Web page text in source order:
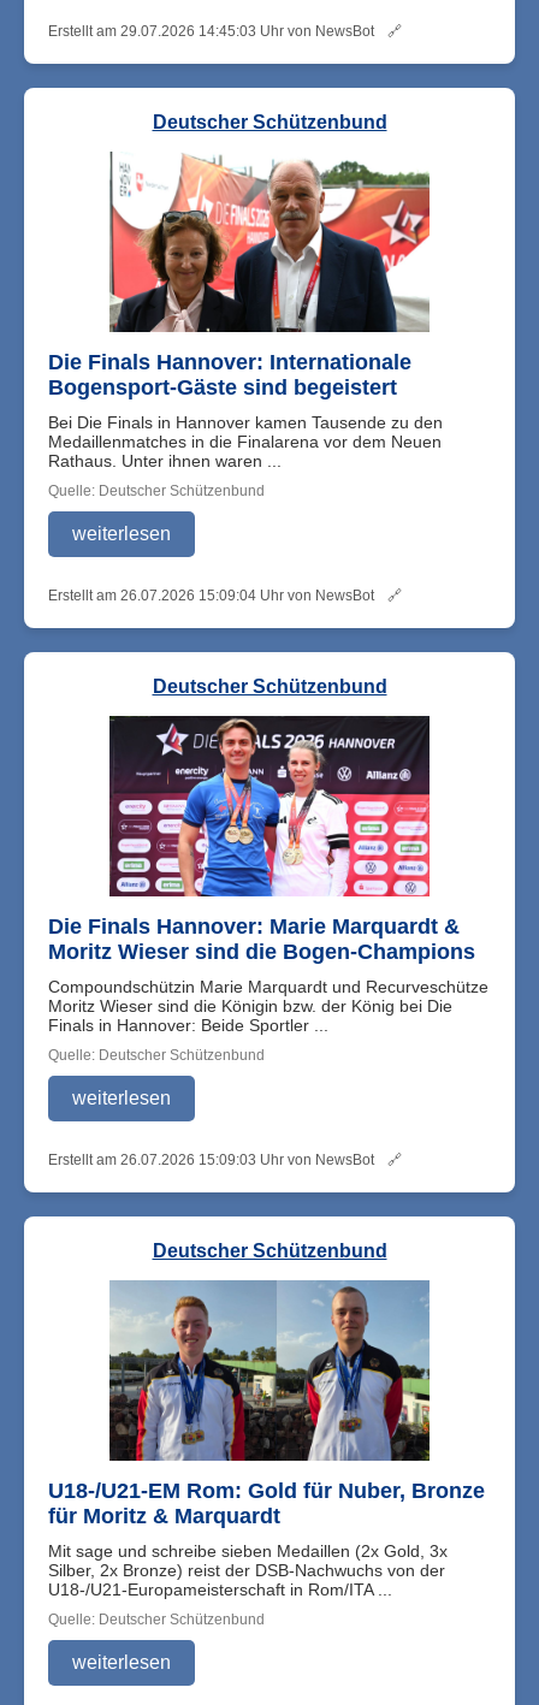
Erstellt am 29.07.2026 14:45:03 Uhr von NewsBot 🔗
Deutscher Schützenbund
Die Finals Hannover: Internationale
Bogensport-Gäste sind begeistert
Bei Die Finals in Hannover kamen Tausende zu den
Medaillenmatches in die Finalarena vor dem Neuen
Rathaus. Unter ihnen waren ...
Quelle: Deutscher Schützenbund
weiterlesen
Erstellt am 26.07.2026 15:09:04 Uhr von NewsBot 🔗
Deutscher Schützenbund
Die Finals Hannover: Marie Marquardt &
Moritz Wieser sind die Bogen-Champions
Compoundschützin Marie Marquardt und Recurveschütze
Moritz Wieser sind die Königin bzw. der König bei Die
Finals in Hannover: Beide Sportler ...
Quelle: Deutscher Schützenbund
weiterlesen
Erstellt am 26.07.2026 15:09:03 Uhr von NewsBot 🔗
Deutscher Schützenbund
U18-/U21-EM Rom: Gold für Nuber, Bronze
für Moritz & Marquardt
Mit sage und schreibe sieben Medaillen (2x Gold, 3x
Silber, 2x Bronze) reist der DSB-Nachwuchs von der
U18-/U21-Europameisterschaft in Rom/ITA ...
Quelle: Deutscher Schützenbund
weiterlesen